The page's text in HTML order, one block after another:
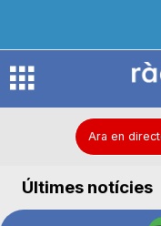
R
d
Ara en
Últimes notícies